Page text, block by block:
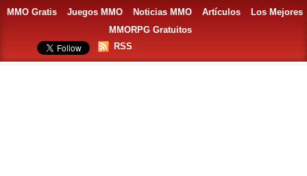
MMO Gratis Juegos MMO Noticias MMO Artículos
Los Mejores
MMORPG Gratuitos
RSS